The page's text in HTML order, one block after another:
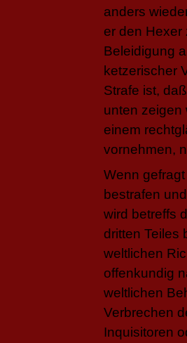
anders
er den Hexer
Beleidigung
ketzerischer
Strafe ist,
unten zeigen
einem
vornehmen,
Wenn
bestrafen
wird betreffs
dritten Teiles
weltlichen
offenkundig
weltlichen
Verbrechen
Inquisitoren